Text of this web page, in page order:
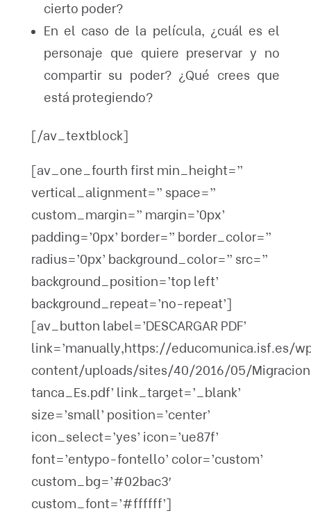
cierto poder?
En el caso de la película, ¿cuál es el
personaje que quiere preservar y no
compartir su poder? ¿Qué crees que
está protegiendo?
[/av_textblock]
[av_one_fourth first min_height=”
vertical_alignment=” space=”
custom_margin=” margin=’0px’
padding=’0px’ border=” border_color=”
radius=’0px’ background_color=” src=”
background_position=’top left’
background_repeat=’no-repeat’]
[av_button label=’DESCARGAR PDF’
link=’manually,https://educomunica.isf.es/
content/uploads/sites/40/2016/05/
tanca_Es.pdf’ link_target=’_blank’
size=’small’ position=’center’
icon_select=’yes’ icon=’ue87f’
font=’entypo-fontello’ color=’custom’
custom_bg=’#02bac3′
custom_font=’#ffffff’]